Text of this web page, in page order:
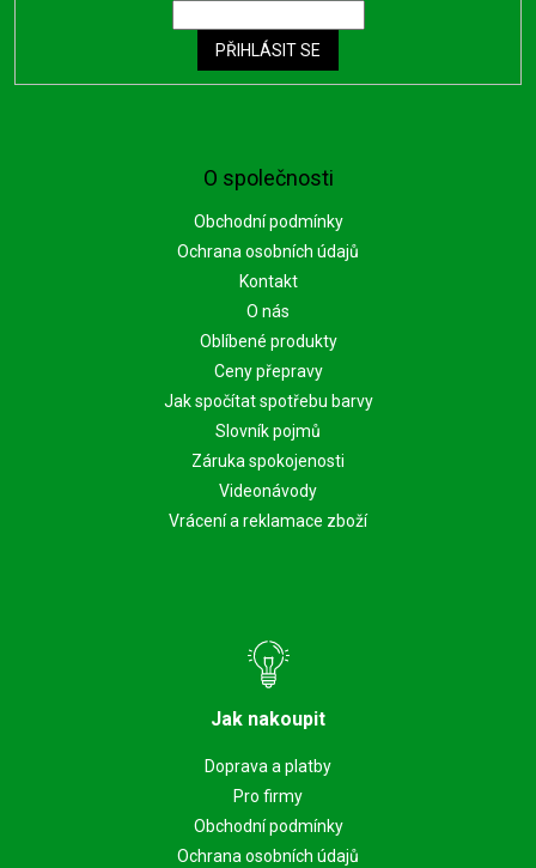
O společnosti
Obchodní podmínky
Ochrana osobních údajů
Kontakt
O nás
Oblíbené produkty
Ceny přepravy
Jak spočítat spotřebu barvy
Slovník pojmů
Záruka spokojenosti
Videonávody
Vrácení a reklamace zboží
Jak nakoupit
Doprava a platby
Pro firmy
Obchodní podmínky
Ochrana osobních údajů
PŘIHLÁSIT SE